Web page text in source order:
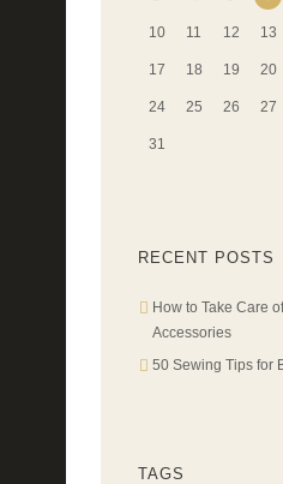
10 11 12 13
17 18 19 20
24 25 26 27
31
RECENT POSTS
How to Take Care
Accessories
50 Sewing Tips for
TAGS